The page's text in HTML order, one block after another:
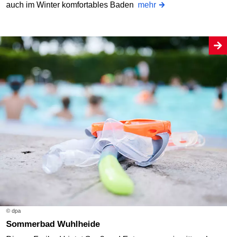
auch im Winter komfortables Baden mehr
© dpa
Sommerbad Wuhlheide